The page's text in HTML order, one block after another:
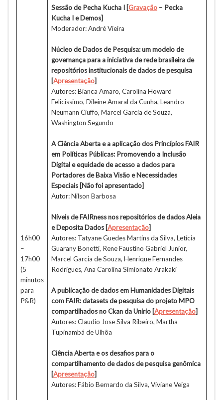
16h00
–
17h00
(5
minutos
para
P&R)
Sessão de Pecha Kucha I [Gravação– Pecka
Kucha I e Demos]
Moderador: André Vieira
Núcleo de Dados de Pesquisa: um modelo de
governança para a iniciativa de rede brasileira de
repositórios institucionais de dados de pesquisa
[Apresentação]
Autores: Bianca Amaro, Carolina Howard
Felicissimo, Dileine Amaral da Cunha, Leandro
Neumann Ciuffo, Marcel Garcia de Souza,
Washington Segundo
A Ciência Aberta e a aplicação dos Princípios FAIR
em Políticas Públicas: Promovendo a Inclusão
Digital e equidade de acesso a dados para
Portadores de Baixa Visão e Necessidades
Especiais [Não foi apresentado]
Autor: Nilson Barbosa
Níveis de FAIRness nos repositórios de dados Aleia
e Deposita Dados [Apresentação]
Autores: Tatyane Guedes Martins da Silva, Letícia
Guarany Bonetti, Rene Faustino Gabriel Junior,
Marcel Garcia de Souza, Henrique Fernandes
Rodrigues, Ana Carolina Simionato Arakaki
A publicação de dados em Humanidades Digitais
com FAIR: datasets de pesquisa do projeto MPO
compartilhados no Ckan da Unirio [Apresentação]
Autores: Claudio Jose Silva Ribeiro, Martha
Tupinambá de Ulhôa
Ciência Aberta e os desafios para o
compartilhamento de dados de pesquisa genômica
[Apresentação]
Autores: Fábio Bernardo da Silva, Viviane Veiga